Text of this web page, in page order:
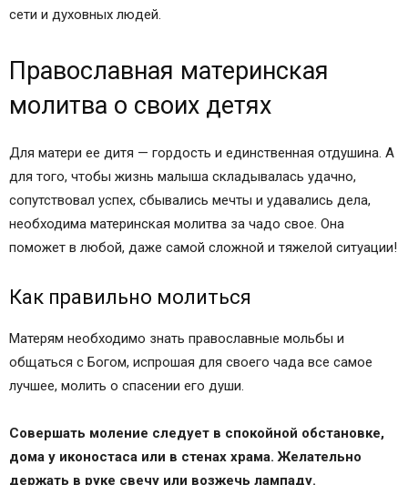
сети и духовных людей.
Православная материнская
молитва о своих детях
Для матери ее дитя — гордость и единственная отдушина. А
для того, чтобы жизнь малыша складывалась удачно,
сопутствовал успех, сбывались мечты и удавались дела,
необходима материнская молитва за чадо свое. Она
поможет в любой, даже самой сложной и тяжелой ситуации!
Как правильно молиться
Матерям необходимо знать православные мольбы и
общаться с Богом, испрошая для своего чада все самое
лучшее, молить о спасении его души.
Совершать моление следует в спокойной обстановке,
дома у иконостаса или в стенах храма. Желательно
держать в руке свечу или возжечь лампаду.